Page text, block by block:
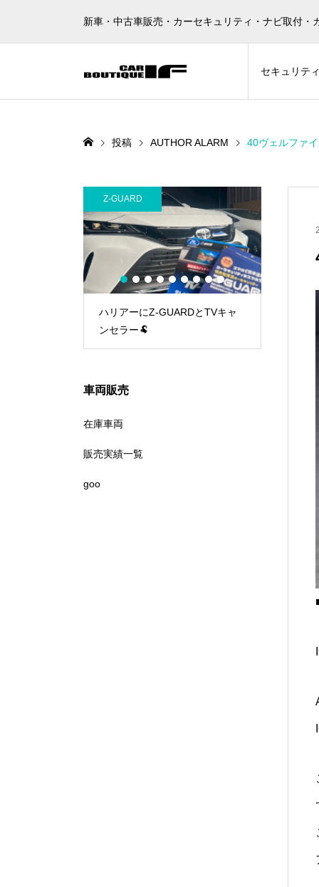
新車・中古車販売・カーセキュリティ・ナビ取付
セキュリテ
投稿 AUTHOR ALARM 40ヴェルファ
ハリアーにZ-GUARDとTVキャ
ンセラー🐏
Z-GUARD
1 2 3 4 5 6 7 8 9
車両販売
在庫車両
販売実績一覧
goo